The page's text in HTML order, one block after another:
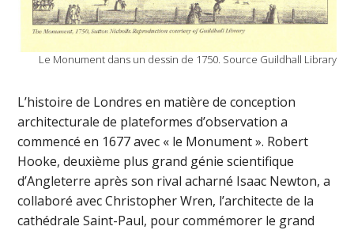
Le Monument dans un dessin de 1750. Source Guildhall Library
L’histoire de Londres en matière de conception
architecturale de plateformes d’observation a
commencé en 1677 avec « le Monument ». Robert
Hooke, deuxième plus grand génie scientifique
d’Angleterre après son rival acharné Isaac Newton, a
collaboré avec Christopher Wren, l’architecte de la
cathédrale Saint-Paul, pour commémorer le grand